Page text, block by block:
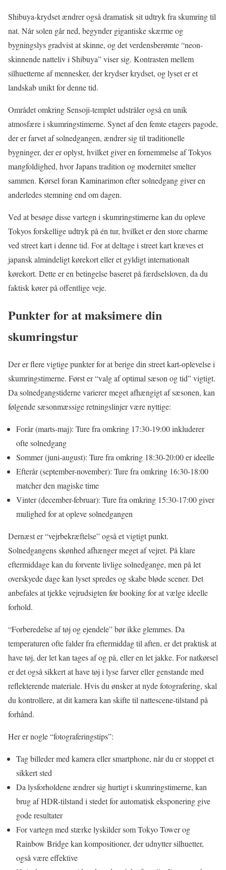
Shibuya-krydset ændrer også dramatisk sit udtryk fra skumring til
nat. Når solen går ned, begynder gigantiske skærme og
bygningslys gradvist at skinne, og det verdensberømte “neon-
skinnende natteliv i Shibuya” viser sig. Kontrasten mellem
silhuetterne af mennesker, der krydser krydset, og lyset er et
landskab unikt for denne tid.
Området omkring Sensoji-templet udstråler også en unik
atmosfære i skumringstimerne. Synet af den femte etagers pagode,
der er farvet af solnedgangen, ændrer sig til traditionelle
bygninger, der er oplyst, hvilket giver en fornemmelse af Tokyos
mangfoldighed, hvor Japans tradition og modernitet smelter
sammen. Kørsel foran Kaminarimon efter solnedgang giver en
anderledes stemning end om dagen.
Ved at besøge disse vartegn i skumringstimerne kan du opleve
Tokyos forskellige udtryk på én tur, hvilket er den store charme
ved street kart i denne tid. For at deltage i street kart kræves et
japansk almindeligt kørekort eller et gyldigt internationalt
kørekort. Dette er en betingelse baseret på færdselsloven, da du
faktisk kører på offentlige veje.
Punkter for at maksimere din
skumringstur
Der er flere vigtige punkter for at berige din street kart-oplevelse i
skumringstimerne. Først er “valg af optimal sæson og tid” vigtigt.
Da solnedgangstiderne varierer meget afhængigt af sæsonen, kan
følgende sæsonmæssige retningslinjer være nyttige:
Forår (marts-maj): Ture fra omkring 17:30-19:00 inkluderer
ofte solnedgang
Sommer (juni-august): Ture fra omkring 18:30-20:00 er ideelle
Efterår (september-november): Ture fra omkring 16:30-18:00
matcher den magiske time
Vinter (december-februar): Ture fra omkring 15:30-17:00 giver
mulighed for at opleve solnedgangen
Dernæst er “vejrbekræftelse” også et vigtigt punkt.
Solnedgangens skønhed afhænger meget af vejret. På klare
eftermiddage kan du forvente livlige solnedgange, men på let
overskyede dage kan lyset spredes og skabe bløde scener. Det
anbefales at tjekke vejrudsigten før booking for at vælge ideelle
forhold.
“Forberedelse af tøj og ejendele” bør ikke glemmes. Da
temperaturen ofte falder fra eftermiddag til aften, er det praktisk at
have tøj, der let kan tages af og på, eller en let jakke. For natkørsel
er det også sikkert at have tøj i lyse farver eller genstande med
reflekterende materiale. Hvis du ønsker at nyde fotografering, skal
du kontrollere, at dit kamera kan skifte til nattescene-tilstand på
forhånd.
Her er nogle “fotograferingstips”:
Tag billeder med kamera eller smartphone, når du er stoppet et
sikkert sted
Da lysforholdene ændrer sig hurtigt i skumringstimerne, kan
brug af HDR-tilstand i stedet for automatisk eksponering give
gode resultater
For vartegn med stærke lyskilder som Tokyo Tower og
Rainbow Bridge kan kompositioner, der udnytter silhuetter,
også være effektive